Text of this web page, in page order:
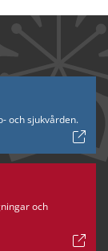
och sjukvården.
och